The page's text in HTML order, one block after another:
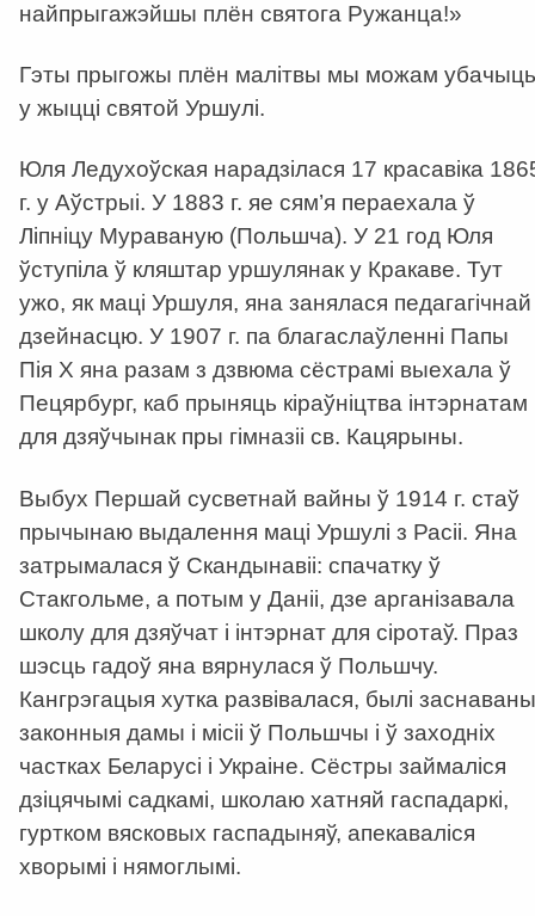
найпрыгажэйшы плён святога Ружанца!»
Гэты прыгожы плён малітвы мы можам убачыць
у жыцці святой Уршулі.
Юля Ледухоўская нарадзілася 17 красавіка
г. у Аўстрыі. У 1883 г. яе сям’я пераехала ў
Ліпніцу Мураваную (Польшча). У 21 год Юля
ўступіла ў кляштар уршулянак у Кракаве. Тут
ужо, як маці Уршуля, яна занялася педагагічнай
дзейнасцю. У 1907 г. па благаслаўленні Папы
Пія Х яна разам з дзвюма сёстрамі выехала ў
Пецярбург, каб прыняць кіраўніцтва інтэрнатам
для дзяўчынак пры гімназіі св. Кацярыны.
Выбух Першай сусветнай вайны ў 1914 г. стаў
прычынаю выдалення маці Уршулі з Расіі. Яна
затрымалася ў Скандынавіі: спачатку ў
Стакгольме, а потым у Даніі, дзе арганізавала
школу для дзяўчат і інтэрнат для сіротаў. Праз
шэсць гадоў яна вярнулася ў Польшчу.
Кангрэгацыя хутка развівалася, былі заснаваны
законныя дамы і місіі ў Польшчы і ў заходніх
частках Беларусі і Украіне. Сёстры займаліся
дзіцячымі садкамі, школаю хатняй гаспадаркі,
гуртком вясковых гаспадыняў, апекаваліся
хворымі і нямоглымі.